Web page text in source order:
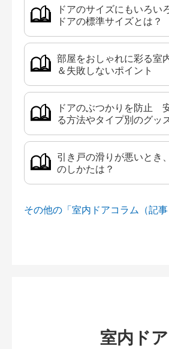
ドアのサイズにもいろい
ドアの標準サイズとは？
部屋をおしゃれに彩る室
＆失敗しないポイント
ドアのぶつかりを防止
る方法やタイプ別のグッ
引き戸の滑りが悪いとき
のしかたは？
その他の「室内ドアコラム（記
室内ドア